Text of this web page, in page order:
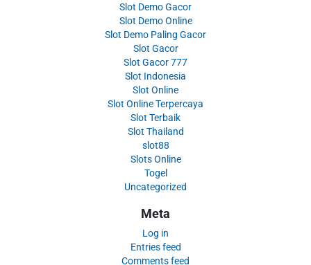
Slot Demo Gacor
Slot Demo Online
Slot Demo Paling Gacor
Slot Gacor
Slot Gacor 777
Slot Indonesia
Slot Online
Slot Online Terpercaya
Slot Terbaik
Slot Thailand
slot88
Slots Online
Togel
Uncategorized
Meta
Log in
Entries feed
Comments feed